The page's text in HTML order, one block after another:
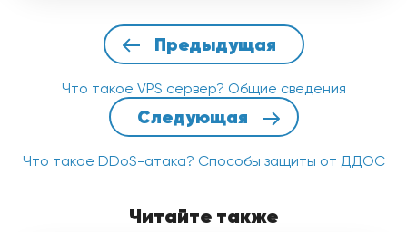
Предыдущая
Что такое VPS сервер? Общие сведения
Следующая
Что такое DDoS-атака? Способы защиты от ДДОС
Читайте также